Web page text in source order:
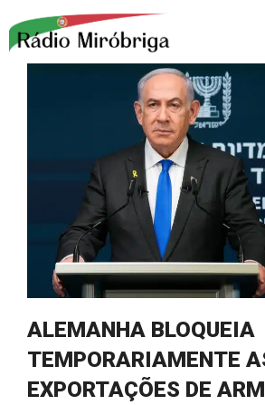
para
ALEMANHA BLOQUEIA
TEMPORARIAMENTE
EXPORTAÇÕES DE